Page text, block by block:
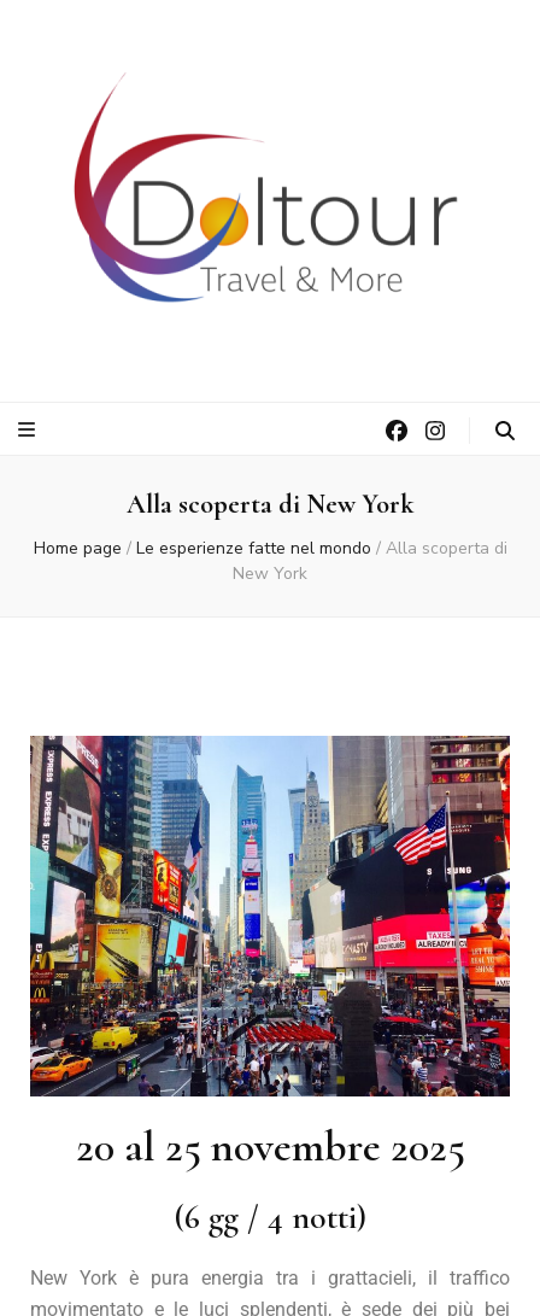
Alla scoperta di New York
Home page / Le esperienze fatte nel mondo / Alla scoperta di
New York
20 al 25 novembre 2025
(6 gg / 4 notti)
New York è pura energia tra i grattacieli, il traffico
movimentato e le luci splendenti, è sede dei più bei